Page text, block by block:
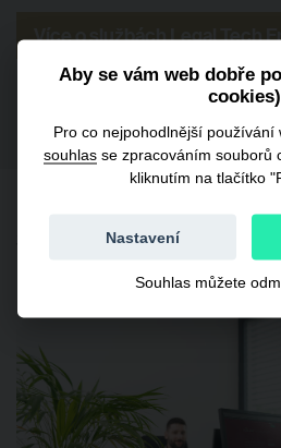
Více o službách Legal Tech
Související články
Aby se vám web dobře
cookies)
Pro co nejpohodlnější používání
souhlas se zpracováním souborů
kliknutím na tlačítko
Nastavení
Souhlas můžete